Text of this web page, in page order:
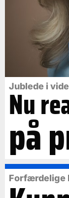
Jublede i
Nu
på
Forfærdelige